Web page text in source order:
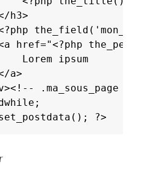
</h3>
<?php
<a href="<?php
				Lorem ipsum
</a>
.ma_sous_page --
?>